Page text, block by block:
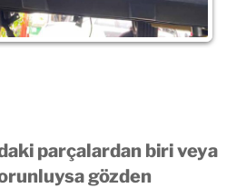
parçalardan biri veya
gözden